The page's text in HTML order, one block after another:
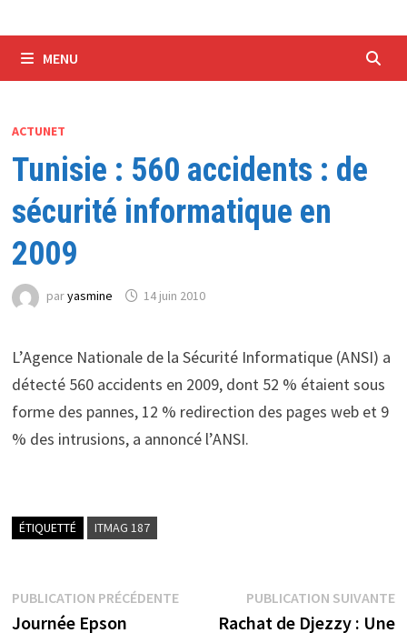
MENU
ACTUNET
Tunisie : 560 accidents : de
sécurité informatique en
2009
paryasmine 14 juin 2010
L’Agence Nationale de la Sécurité Informatique (ANSI) a
détecté 560 accidents en 2009, dont 52 % étaient sous
forme des pannes, 12 % redirection des pages web et 9
% des intrusions, a annoncé l’ANSI.
ÉTIQUETTÉ ITMAG 187
Navigation
PUBLICATION PRÉCÉDENTEPublication
précédente :
Journée Epson
PUBLICATION SUIVANTE
Rachat de Djezzy : Une